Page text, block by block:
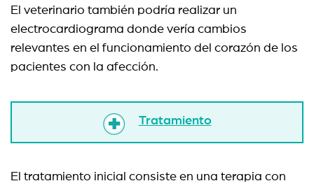
El veterinario también podría realizar un
electrocardiograma donde vería cambios
relevantes en el funcionamiento del corazón de los
pacientes con la afección.
Tratamiento
El tratamiento inicial consiste en una terapia con